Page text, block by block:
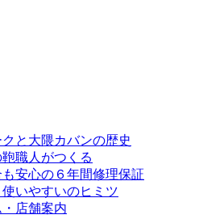
と大隈カバンの歴史
職人がつくる
安心の６年間修理保証
いやすいのヒミツ
店舗案内